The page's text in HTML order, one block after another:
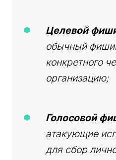
Целевой
обычный
конкретного
организацию;
Голосовой
атакующие
для сбор